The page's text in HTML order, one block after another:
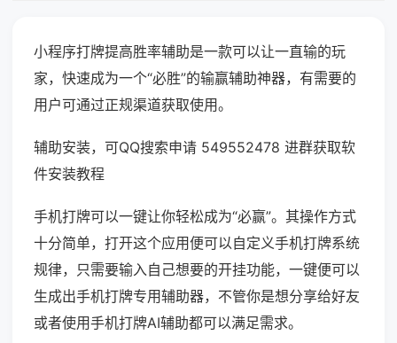
小程序打牌提高胜率辅助是一款可以让一直输的玩
家，快速成为一个“必胜”的输赢辅助神器，有需要的
用户可通过正规渠道获取使用。
辅助安装，可QQ搜索申请 549552478 进群获取软
件安装教程
手机打牌可以一键让你轻松成为“必赢”。其操作方式
十分简单，打开这个应用便可以自定义手机打牌系统
规律，只需要输入自己想要的开挂功能，一键便可以
生成出手机打牌专用辅助器，不管你是想分享给好友
或者使用手机打牌AI辅助都可以满足需求。